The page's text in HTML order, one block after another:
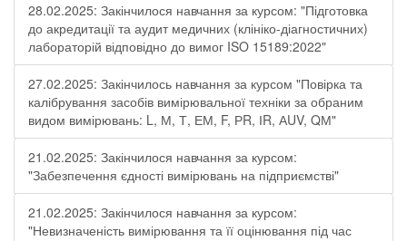
28.02.2025: Закінчилося навчання за курсом: "Підготовка
до акредитації та аудит медичних (клініко-діагностичних)
лабораторій відповідно до вимог ISO 15189:2022"
27.02.2025: Закінчилось навчання за курсом "Повірка та
калібрування засобів вимірювальної техніки за обраним
видом вимірювань: L, М, Т, ЕМ, F, РR, ІR, АUV, QМ"
21.02.2025: Закінчилося навчання за курсом:
"Забезпечення єдності вимірювань на підприємстві"
21.02.2025: Закінчилося навчання за курсом:
"Невизначеність вимірювання та її оцінювання під час